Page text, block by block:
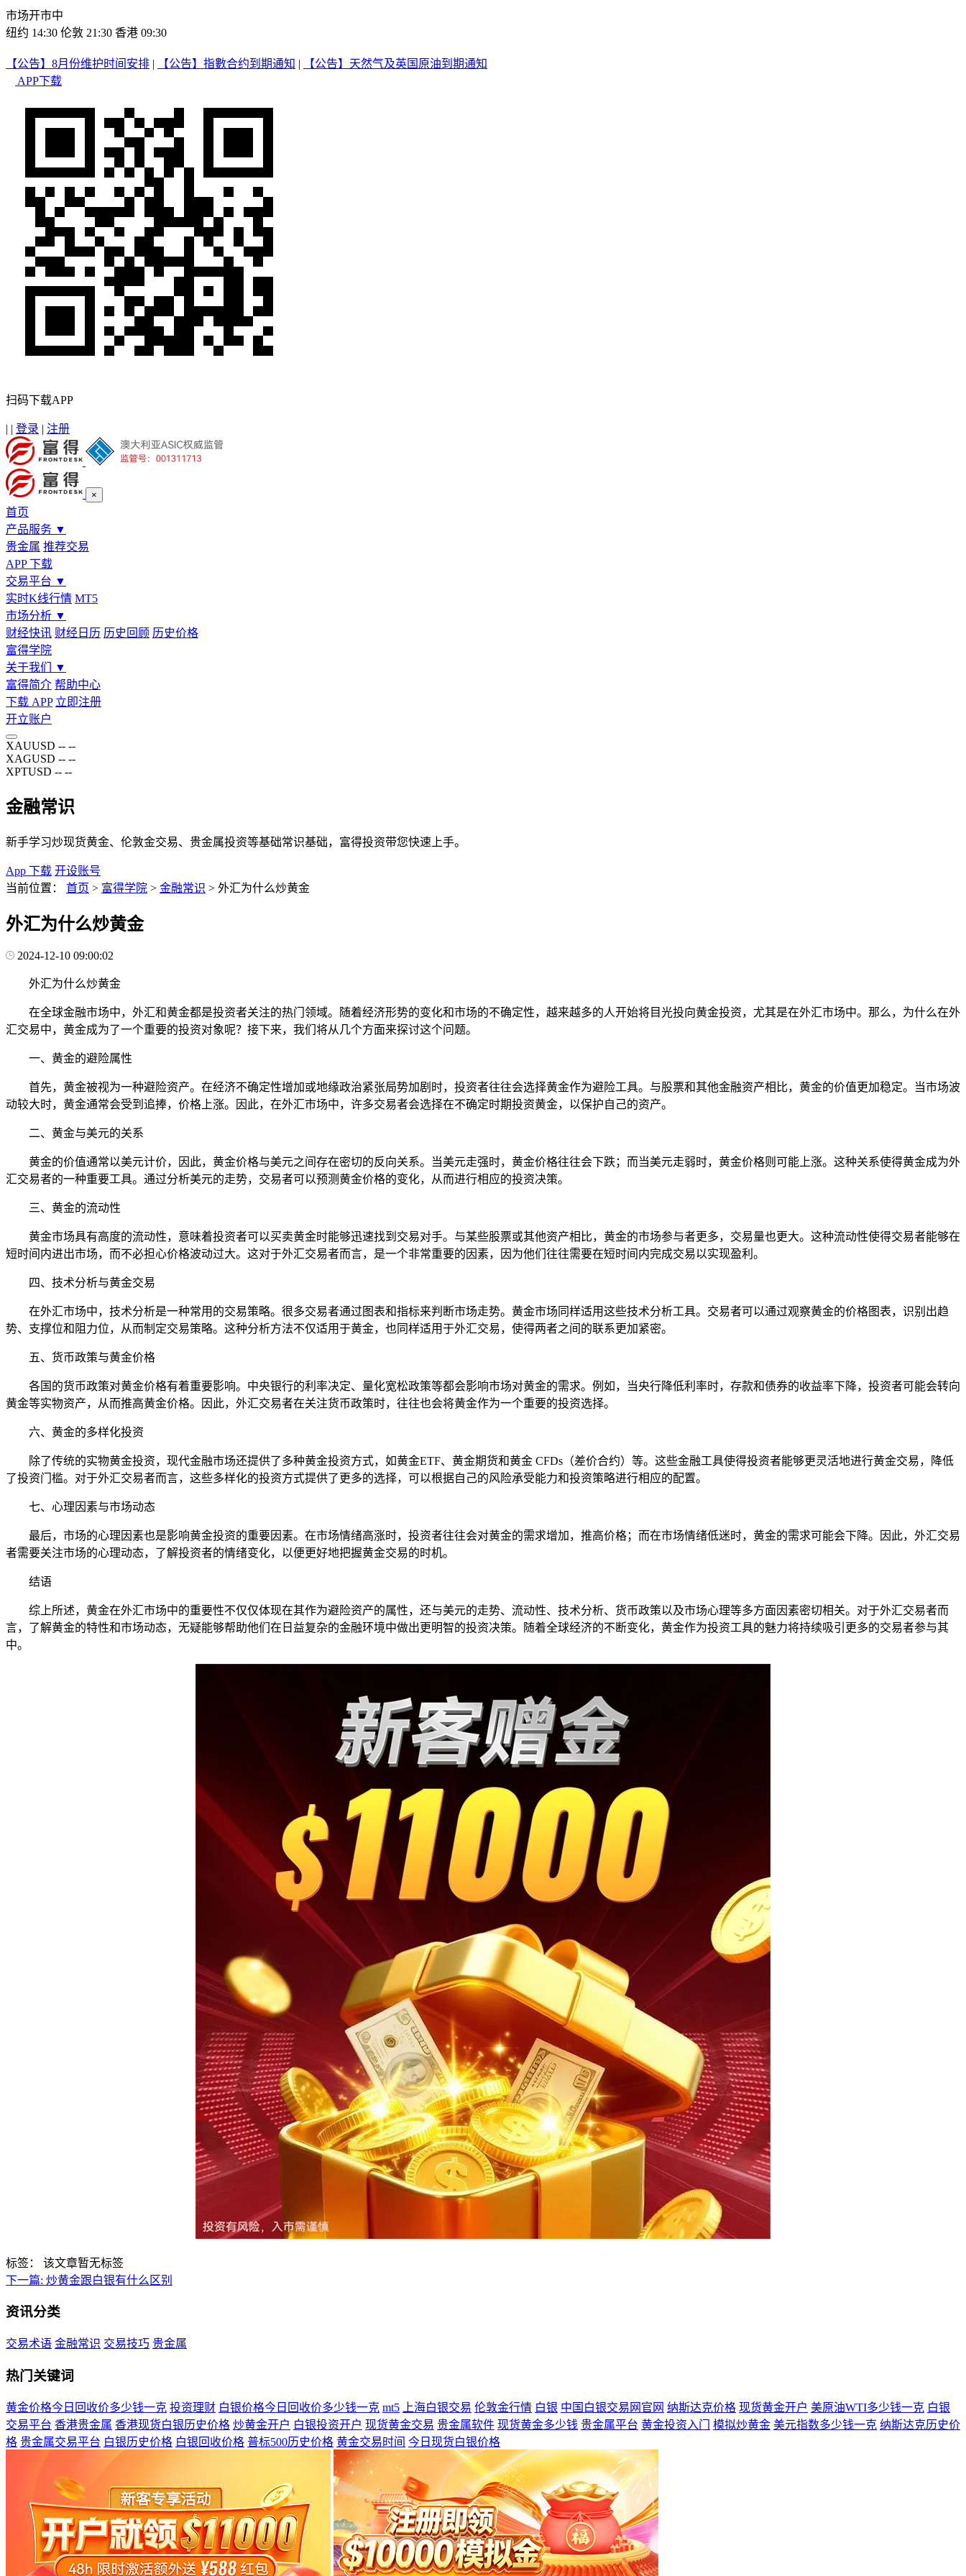
市场开市中
纽约 14:30 伦敦 21:30 香港 09:30
【公告】8月份维护时间安排 | 【公告】指數合约到期通知 |
【公告】天然气及英国原油到期通知
APP下载
扫码下载APP
| | 登录 | 注册
×
首页
产品服务 ▼
贵金属 推荐交易
APP 下载
交易平台 ▼
实时K线行情 MT5
市场分析 ▼
财经快讯 财经日历 历史回顾 历史价格
富得学院
关于我们
▼
富得简介 帮助中心
下载 APP 立即注册
开立账户
XAUUSD -- --
XAGUSD -- --
XPTUSD -- --
金融常识
新手学习炒现货黄金、伦敦金交易、贵金属投资等基础常识基础，富得投资带您快速上手。
App 下载 开设账号
当前位置：
首页 > 富得学院 > 金融常识 > 外汇为什么炒黄金
外汇为什么炒黄金
2024-12-10 09:00:02
外汇为什么炒黄金
在全球金融市场中，外汇和黄金都是投资者关注的热门领域。随着经济形势的变化和市场的不确定性，越来越多的人开始将目光投向黄金投资，尤其是在外汇市场中。那么，为什么在外
汇交易中，黄金成为了一个重要的投资对象呢？接下来，我们将从几个方面来探讨这个问题。
一、黄金的避险属性
首先，黄金被视为一种避险资产。在经济不确定性增加或地缘政治紧张局势加剧时，投资者往往会选择黄金作为避险工具。与股票和其他金融资产相比，黄金的价值更加稳定。当市场波
动较大时，黄金通常会受到追捧，价格上涨。因此，在外汇市场中，许多交易者会选择在不确定时期投资黄金，以保护自己的资产。
二、黄金与美元的关系
黄金的价值通常以美元计价，因此，黄金价格与美元之间存在密切的反向关系。当美元走强时，黄金价格往往会下跌；而当美元走弱时，黄金价格则可能上涨。这种关系使得黄金成为外
汇交易者的一种重要工具。通过分析美元的走势，交易者可以预测黄金价格的变化，从而进行相应的投资决策。
三、黄金的流动性
黄金市场具有高度的流动性，意味着投资者可以买卖黄金时能够迅速找到交易对手。与某些股票或其他资产相比，黄金的市场参与者更多，交易量也更大。这种流动性使得交易者能够在
短时间内进出市场，而不必担心价格波动过大。这对于外汇交易者而言，是一个非常重要的因素，因为他们往往需要在短时间内完成交易以实现盈利。
四、技术分析与黄金交易
在外汇市场中，技术分析是一种常用的交易策略。很多交易者通过图表和指标来判断市场走势。黄金市场同样适用这些技术分析工具。交易者可以通过观察黄金的价格图表，识别出趋
势、支撑位和阻力位，从而制定交易策略。这种分析方法不仅适用于黄金，也同样适用于外汇交易，使得两者之间的联系更加紧密。
五、货币政策与黄金价格
各国的货币政策对黄金价格有着重要影响。中央银行的利率决定、量化宽松政策等都会影响市场对黄金的需求。例如，当央行降低利率时，存款和债券的收益率下降，投资者可能会转向
黄金等实物资产，从而推高黄金价格。因此，外汇交易者在关注货币政策时，往往也会将黄金作为一个重要的投资选择。
六、黄金的多样化投资
除了传统的实物黄金投资，现代金融市场还提供了多种黄金投资方式，如黄金ETF、黄金期货和黄金 CFDs（差价合约）等。这些金融工具使得投资者能够更灵活地进行黄金交易，降低
了投资门槛。对于外汇交易者而言，这些多样化的投资方式提供了更多的选择，可以根据自己的风险承受能力和投资策略进行相应的配置。
七、心理因素与市场动态
最后，市场的心理因素也是影响黄金投资的重要因素。在市场情绪高涨时，投资者往往会对黄金的需求增加，推高价格；而在市场情绪低迷时，黄金的需求可能会下降。因此，外汇交易
者需要关注市场的心理动态，了解投资者的情绪变化，以便更好地把握黄金交易的时机。
结语
综上所述，黄金在外汇市场中的重要性不仅仅体现在其作为避险资产的属性，还与美元的走势、流动性、技术分析、货币政策以及市场心理等多方面因素密切相关。对于外汇交易者而
言，了解黄金的特性和市场动态，无疑能够帮助他们在日益复杂的金融环境中做出更明智的投资决策。随着全球经济的不断变化，黄金作为投资工具的魅力将持续吸引更多的交易者参与其
中。
标签：
该文章暂无标签
下一篇: 炒黄金跟白银有什么区别
资讯分类
交易术语 金融常识 交易技巧 贵金属
热门关键词
黄金价格今日回收价多少钱一克 投资理财 白银价格今日回收价多少钱一克 mt5 上海白银交易 伦敦金行情 白银 中国白银交易网官网 纳斯达克价格 现货黄金开户 美原油WTI多少钱一克 白银
交易平台 香港贵金属 香港现货白银历史价格 炒黄金开户 白银投资开户 现货黄金交易 贵金属软件 现货黄金多少钱 贵金属平台 黄金投资入门 模拟炒黄金 美元指数多少钱一克 纳斯达克历史价
格 贵金属交易平台 白银历史价格 白银回收价格 普标500历史价格 黄金交易时间 今日现货白银价格